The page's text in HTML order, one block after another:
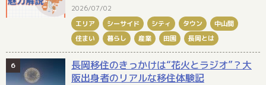
2026/07/02
エリア
シーサイド シティ タウン
中山間
住まい
暮らし 産業 田園 長岡とは
長岡移住のきっかけは“花火とラジオ”？大
阪出身者のリアルな移住体験記